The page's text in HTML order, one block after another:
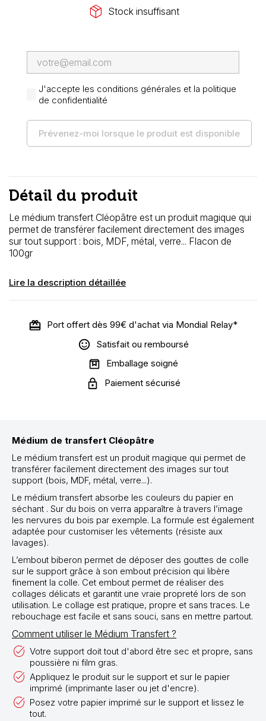
package_2 Stock insuffisant
J'accepte les conditions générales et la politique
de confidentialité
Prévenez-moi lorsque le produit est disponible
Détail du produit
Le médium transfert Cléopâtre est un produit magique qui
permet de transférer facilement directement des images
sur tout support : bois, MDF, métal, verre... Flacon de
100gr
Lire la description détaillée
Port offert dès 99€ d'achat via Mondial Relay*
Satisfait ou remboursé
Emballage soigné
Paiement sécurisé
Médium de transfert Cléopâtre
Le médium transfert est un produit magique qui permet de
transférer facilement directement des images sur tout
support (bois, MDF, métal, verre...).
Le médium transfert absorbe les couleurs du papier en
séchant . Sur du bois on verra apparaître à travers l’image
les nervures du bois par exemple. La formule est également
adaptée pour customiser les vêtements (résiste aux
lavages).
L’embout biberon permet de déposer des gouttes de colle
sur le support grâce à son embout précision qui libère
finement la colle. Cet embout permet de réaliser des
collages délicats et garantit une vraie propreté lors de son
utilisation. Le collage est pratique, propre et sans traces. Le
rebouchage est facile et sans souci, sans en mettre partout.
Comment utiliser le Médium Transfert ?
Votre support doit tout d'abord être sec et propre, sans
poussière ni film gras.
Appliquez le produit sur le support et sur le papier
imprimé (imprimante laser ou jet d'encre).
Posez votre papier imprimé sur le support et lissez le
tout.